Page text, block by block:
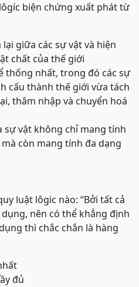
biện chứng xuất phát từ
giữa các sự vật và hiện
chất của thế giới
thống nhất, trong đó các sự
cấu thành thế giới vừa tách
thâm nhập và chuyển hoá
sự vật không chỉ mang tính
còn mang tính đa dạng
luật lôgic nào: “Bởi tất cả
nên có thể khẳng định
thì chắc chắn là hàng
đủ